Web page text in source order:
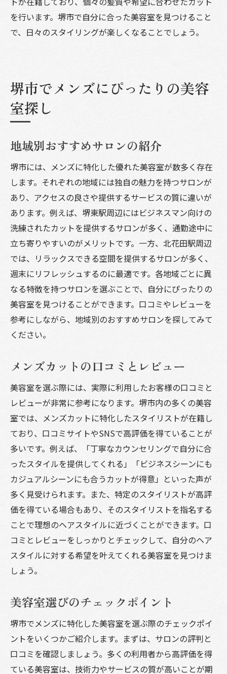
を行います。堺市で自分に合った美容室を見つけること
で、日々のスタイリングが楽しくなることでしょう。
堺市でメンズにぴったりの美容
室探し
地域別おすすめサロンの紹介
堺市には、メンズに特化した優れた美容室が数多く存在
します。それぞれの地域には独自の魅力を持つサロンが
あり、アクセスの良さや提供するサービスの質に違いが
あります。例えば、堺東駅周辺にはビジネスマン向けの
洗練されたカットを提供するサロンが多く、通勤途中に
立ち寄りやすいのがメリットです。一方、北花田駅周辺
では、リラックスできる空間を提供するサロンが多く、
週末にリフレッシュするのに最適です。各地域ごとに異
なる特徴を持つサロンを選ぶことで、自分にぴったりの
美容室を見つけることができます。口コミやレビューを
参考にしながら、地域別のおすすめサロンを探してみて
ください。
メンズカットの口コミとレビュー
美容室を選ぶ際には、実際に利用したお客様の口コミと
レビューが非常に参考になります。堺市内の多くの美容
室では、メンズカットに特化したスタイリストが在籍し
ており、口コミサイトやSNSで高評価を得ていることが
多いです。例えば、「丁寧なカウンセリングで自分に合
ったスタイルを提供してくれる」「ビジネスシーンにも
カジュアルシーンにも合うカットが得意」といった声が
多く見受けられます。また、特定のスタイリストが高評
価を得ている場合もあり、そのスタイリストを指名する
ことで理想のヘアスタイルに近づくことができます。口
コミとレビューをしっかりとチェックして、自分のヘア
スタイルに対する希望を叶えてくれる美容室を見つけま
しょう。
美容室選びのチェックポイント
堺市でメンズに特化した美容室を選ぶ際のチェックポイ
ントをいくつかご紹介します。まずは、サロンの評判と
口コミを確認しましょう。多くの利用者から高評価を得
ている美容室は、技術力やサービスの質が高いことが期